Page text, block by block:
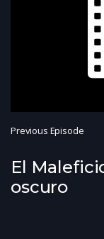
Previous Episode
El
oscuro